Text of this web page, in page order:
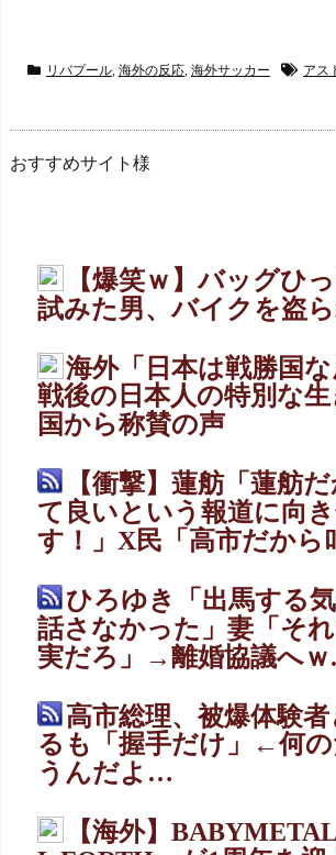
リバプール, 海外の反応, 海外サッカー アス
おすすめサイト様
【爆笑ｗ】バッグひ
試みた男、バイクを盗ら
海外「日本は戦勝国な
戦後の日本人の特別な
国から称賛の声
【衝撃】蓮舫「蓮舫
て良いという報道に向
す！」X民「高市だから
ひろゆき「出馬する
話さなかった」妻「そ
実だろ」→離婚協議へｗ
高市総理、被爆体験
るも「握手だけ」←何
うんだよ…
【海外】